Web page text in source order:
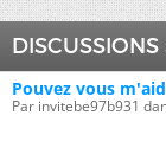
Pouvez vous
Par invitebe97b931